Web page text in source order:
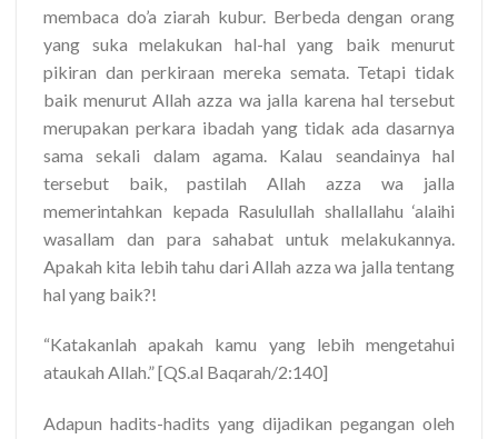
membaca do’a ziarah kubur. Berbeda dengan orang
yang suka melakukan hal-hal yang baik menurut
pikiran dan perkiraan mereka semata. Tetapi tidak
baik menurut Allah azza wa jalla karena hal tersebut
merupakan perkara ibadah yang tidak ada dasarnya
sama sekali dalam agama. Kalau seandainya hal
tersebut baik, pastilah Allah azza wa jalla
memerintahkan kepada Rasulullah shallallahu ‘alaihi
wasallam dan para sahabat untuk melakukannya.
Apakah kita lebih tahu dari Allah azza wa jalla tentang
hal yang baik?!
“Katakanlah apakah kamu yang lebih mengetahui
ataukah Allah.” [QS.al Baqarah/2:140]
Adapun hadits-hadits yang dijadikan pegangan oleh